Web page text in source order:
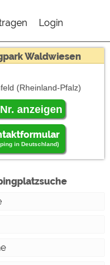
Login
Waldwiesen
(Rheinland-Pfalz)
Nr. anzeigen
in Deutschland)